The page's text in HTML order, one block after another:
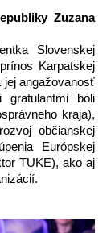
Zuzana
Slovenskej
Karpatskej
jej angažovanosť
gratulantmi boli
kraja),
občianskej
Európskej
TUKE), ako aj